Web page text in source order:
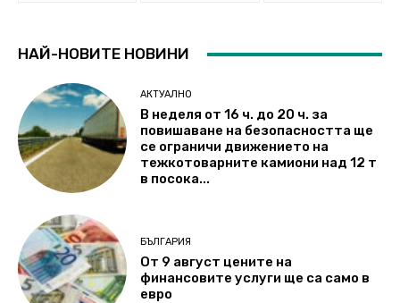
НАЙ-НОВИТЕ НОВИНИ
АКТУАЛНО
В неделя от 16 ч. до 20 ч. за
повишаване на безопасността ще
се ограничи движението на
тежкотоварните камиони над 12 т
в посока...
БЪЛГАРИЯ
От 9 август цените на
финансовите услуги ще са само в
евро